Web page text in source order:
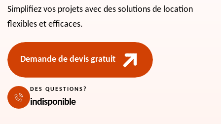
Simplifiez vos projets avec des solutions de location
flexibles et efficaces.
Demande de devis gratuit
DES QUESTIONS?
indisponible